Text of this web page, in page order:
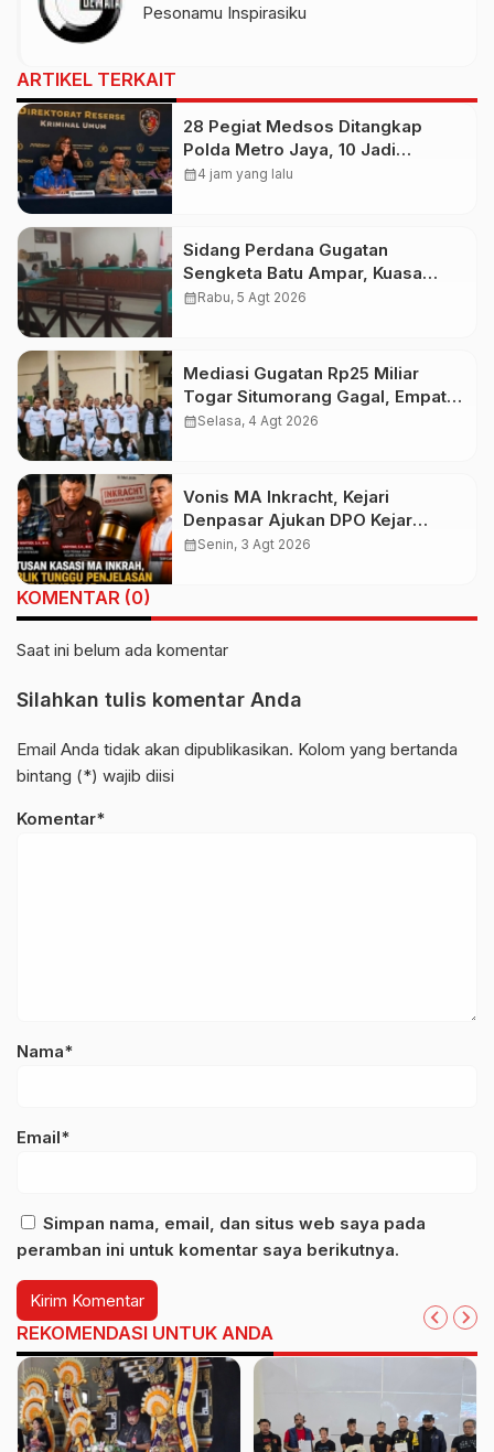
Pesonamu Inspirasiku
ARTIKEL TERKAIT
28 Pegiat Medsos Ditangkap
Polda Metro Jaya, 10 Jadi
Tersangka Hoaks
calendar_month4 jam yang lalu
Sidang Perdana Gugatan
Sengketa Batu Ampar, Kuasa
Hukum Sebut Tak Ikut Tergugat di
calendar_monthRabu, 5 Agt 2026
Mediasi Gugatan Rp25 Miliar
Togar Situmorang Gagal, Empat
Media Pilih Lawan di Pengadilan
calendar_monthSelasa, 4 Agt 2026
Vonis MA Inkracht, Kejari
Denpasar Ajukan DPO Kejar
Budiman Tiang
calendar_monthSenin, 3 Agt 2026
KOMENTAR (0)
Saat ini belum ada komentar
Silahkan tulis komentar Anda
Email Anda tidak akan dipublikasikan. Kolom yang bertanda
bintang (*) wajib diisi
Komentar*
Nama*
Email*
Simpan nama, email, dan situs web saya pada
peramban ini untuk komentar saya berikutnya.
REKOMENDASI UNTUK ANDA